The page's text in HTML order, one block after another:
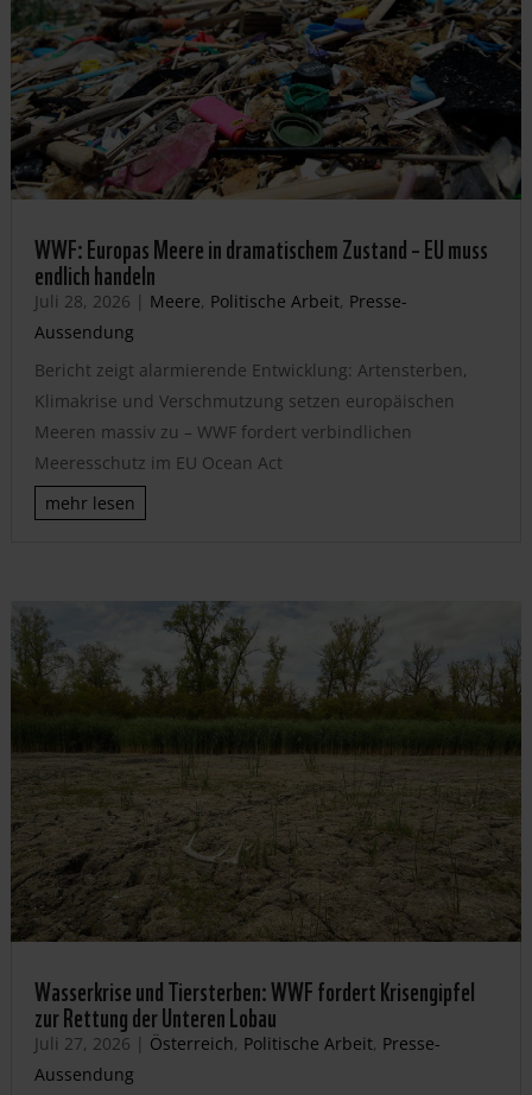
WWF: Europas Meere in dramatischem Zustand – EU muss
endlich handeln
Juli 28, 2026 | Meere, Politische Arbeit, Presse-
Aussendung
Bericht zeigt alarmierende Entwicklung: Artensterben,
Klimakrise und Verschmutzung setzen europäischen
Meeren massiv zu – WWF fordert verbindlichen
Meeresschutz im EU Ocean Act
mehr lesen
Wasserkrise und Tiersterben: WWF fordert Krisengipfel
zur Rettung der Unteren Lobau
Juli 27, 2026 | Österreich, Politische Arbeit, Presse-
Aussendung